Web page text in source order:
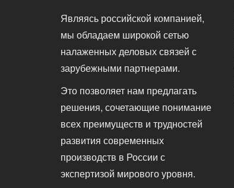
Являясь российской компанией,
мы обладаем широкой сетью
налаженных деловых связей с
зарубежными партнерами.
Это позволяет нам предлагать
решения, сочетающие понимание
всех преимуществ и трудностей
развития современных
производств в России с
экспертизой мирового уровня.